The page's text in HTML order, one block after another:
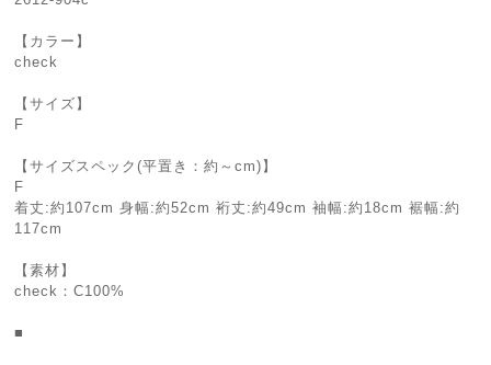
【カラー】
check
【サイズ】
F
【サイズスペック(平置き：約～cm)】
F
着丈:約107cm 身幅:約52cm 裄丈:約49cm 袖幅:約18cm 裾幅:約
117cm
【素材】
check：C100%
■